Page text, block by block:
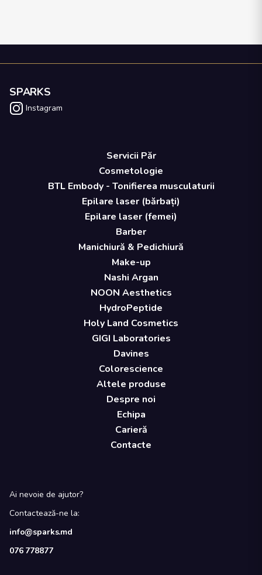
SPARKS
Instagram
Servicii Păr
Cosmetologie
BTL Embody - Tonifierea musculaturii
Epilare laser (bărbați)
Epilare laser (femei)
Barber
Manichiură & Pedichiură
Make-up
Nashi Argan
NOON Aesthetics
HydroPeptide
Holy Land Cosmetics
GIGI Laboratories
Davines
Colorescience
Altele produse
Despre noi
Echipa
Carieră
Contacte
Ai nevoie de ajutor?
Contactează-ne la:
info@sparks.md
076 778877